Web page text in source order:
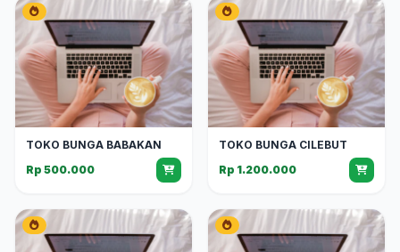
TOKO BUNGA BABAKAN
Rp 500.000
TOKO BUNGA CILEBUT
Rp 1.200.000